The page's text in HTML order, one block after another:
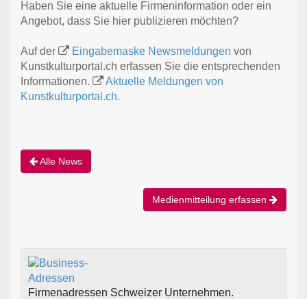
Haben Sie eine aktuelle Firmeninformation oder ein
Angebot, dass Sie hier publizieren möchten?
Auf der Eingabemaske Newsmeldungen von
Kunstkulturportal.ch erfassen Sie die entsprechenden
Informationen.
Aktuelle Meldungen von
Kunstkulturportal.ch.
Alle News
Medienmitteilung erfassen
Firmenadressen Schweizer Unternehmen.